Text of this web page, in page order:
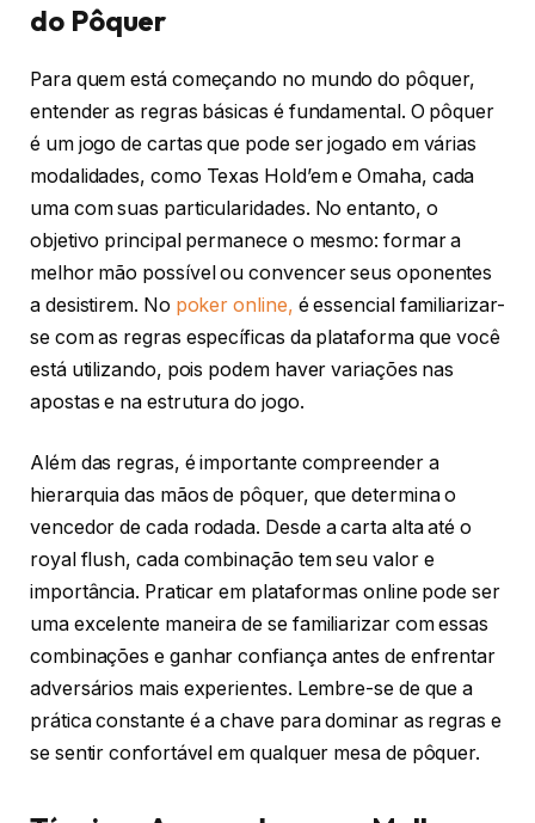
do Pôquer
Para quem está começando no mundo do pôquer,
entender as regras básicas é fundamental. O pôquer
é um jogo de cartas que pode ser jogado em várias
modalidades, como Texas Hold’em e Omaha, cada
uma com suas particularidades. No entanto, o
objetivo principal permanece o mesmo: formar a
melhor mão possível ou convencer seus oponentes
a desistirem. No poker online, é essencial familiarizar-
se com as regras específicas da plataforma que você
está utilizando, pois podem haver variações nas
apostas e na estrutura do jogo.
Além das regras, é importante compreender a
hierarquia das mãos de pôquer, que determina o
vencedor de cada rodada. Desde a carta alta até o
royal flush, cada combinação tem seu valor e
importância. Praticar em plataformas online pode ser
uma excelente maneira de se familiarizar com essas
combinações e ganhar confiança antes de enfrentar
adversários mais experientes. Lembre-se de que a
prática constante é a chave para dominar as regras e
se sentir confortável em qualquer mesa de pôquer.